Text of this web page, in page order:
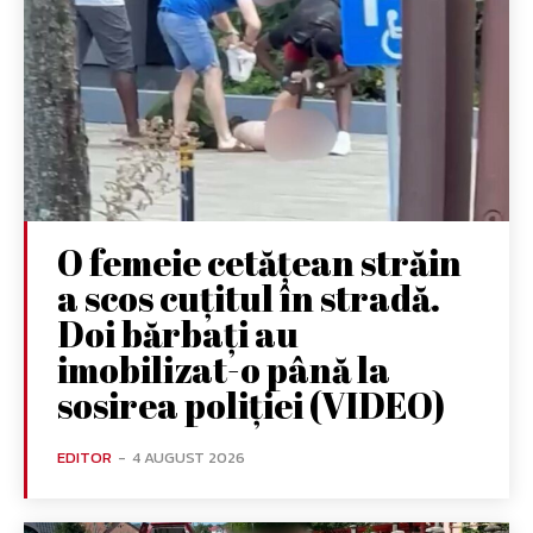
O femeie cetățean străin
a scos cuțitul în stradă.
Doi bărbați au
imobilizat-o până la
sosirea poliției (VIDEO)
EDITOR - 4 AUGUST 2026